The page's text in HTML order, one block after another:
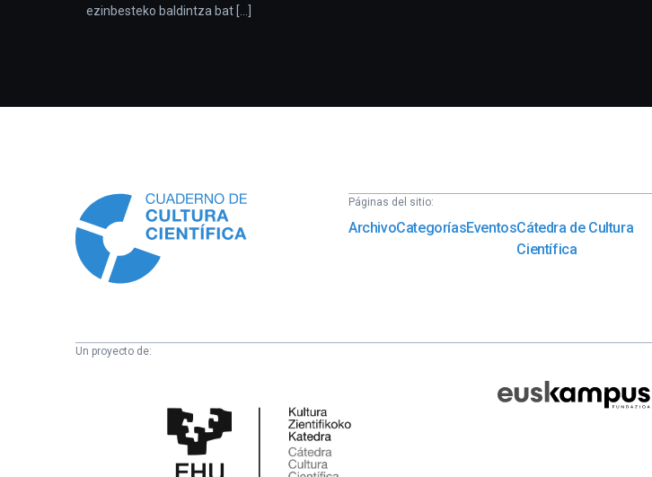
ezinbesteko baldintza bat [...]
Páginas del sitio:
ArchivoCategoríasEventosCátedra de Cultura
Científica
Un proyecto de:
Científica
Fundazioa